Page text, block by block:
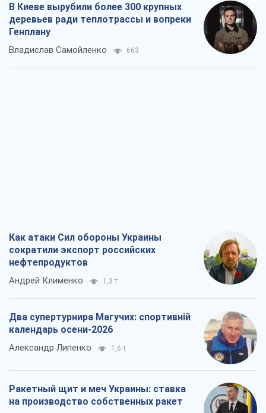
В Киеве вырубили более 300 крупных
деревьев ради теплотрассы и вопреки
Генплану
Владислав Самойленко 663
Как атаки Сил обороны Украины
сократили экспорт российских
нефтепродуктов
Андрей Клименко 1,3 т.
Два супертурнира Магучих: спортивній
календарь осени-2026
Александр Липенко 1,6 т.
Ракетный щит и меч Украины: ставка
на производство собственных ракет